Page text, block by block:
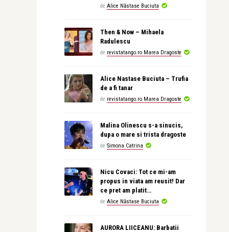
de Alice Năstase Buciuta
Then & Now – Mihaela
Radulescu
de revistatango.ro Marea Dragoste
Alice Nastase Buciuta – Trufia
de a fi tanar
de revistatango.ro Marea Dragoste
Malina Olinescu s-a sinucis,
dupa o mare si trista dragoste
de Simona Catrina
Nicu Covaci: Tot ce mi-am
propus in viata am reusit! Dar
ce pret am platit…
de Alice Năstase Buciuta
AURORA LIICEANU: Barbatii